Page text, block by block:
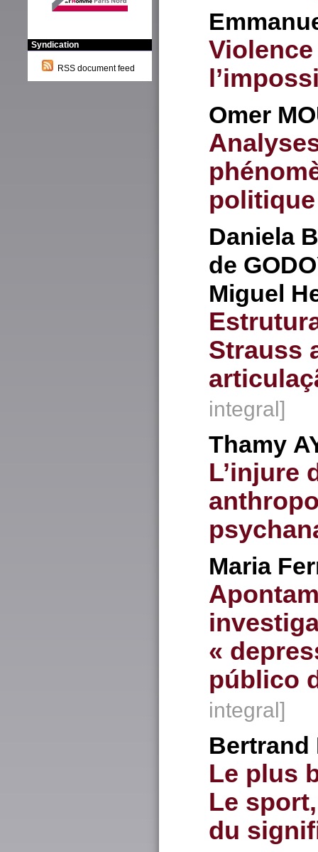
Omer
politique
Daniela
de
Miguel
Strauss
integral]
Thamy
L’injure
Maria
«
público
integral]
Bertrand
Le plus
Le
du
Syndication
RSS document feed